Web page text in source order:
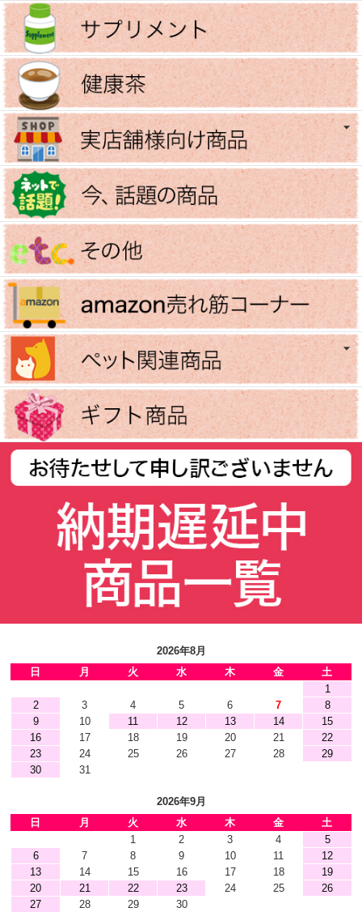
2026年8月
日
月 火 水 木 金
土
1
2
3 4 5 6 7
8
9
10 11 12 13 14
15
16
17 18 19 20 21
22
23
24 25 26 27 28
29
30
31
2026年9月
日
月 火 水 木 金
土
1
2 3 4
5
6
7 8 9 10 11
12
13
14 15 16 17 18
19
20
21 22 23 24 25
26
27
28 29 30